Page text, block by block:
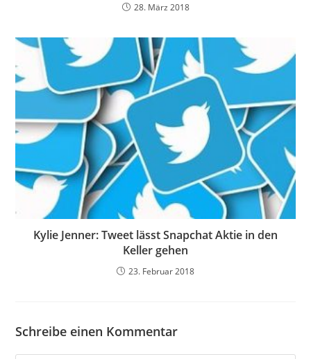
28. März 2018
Kylie Jenner: Tweet lässt Snapchat Aktie in den
Keller gehen
23. Februar 2018
Schreibe einen Kommentar